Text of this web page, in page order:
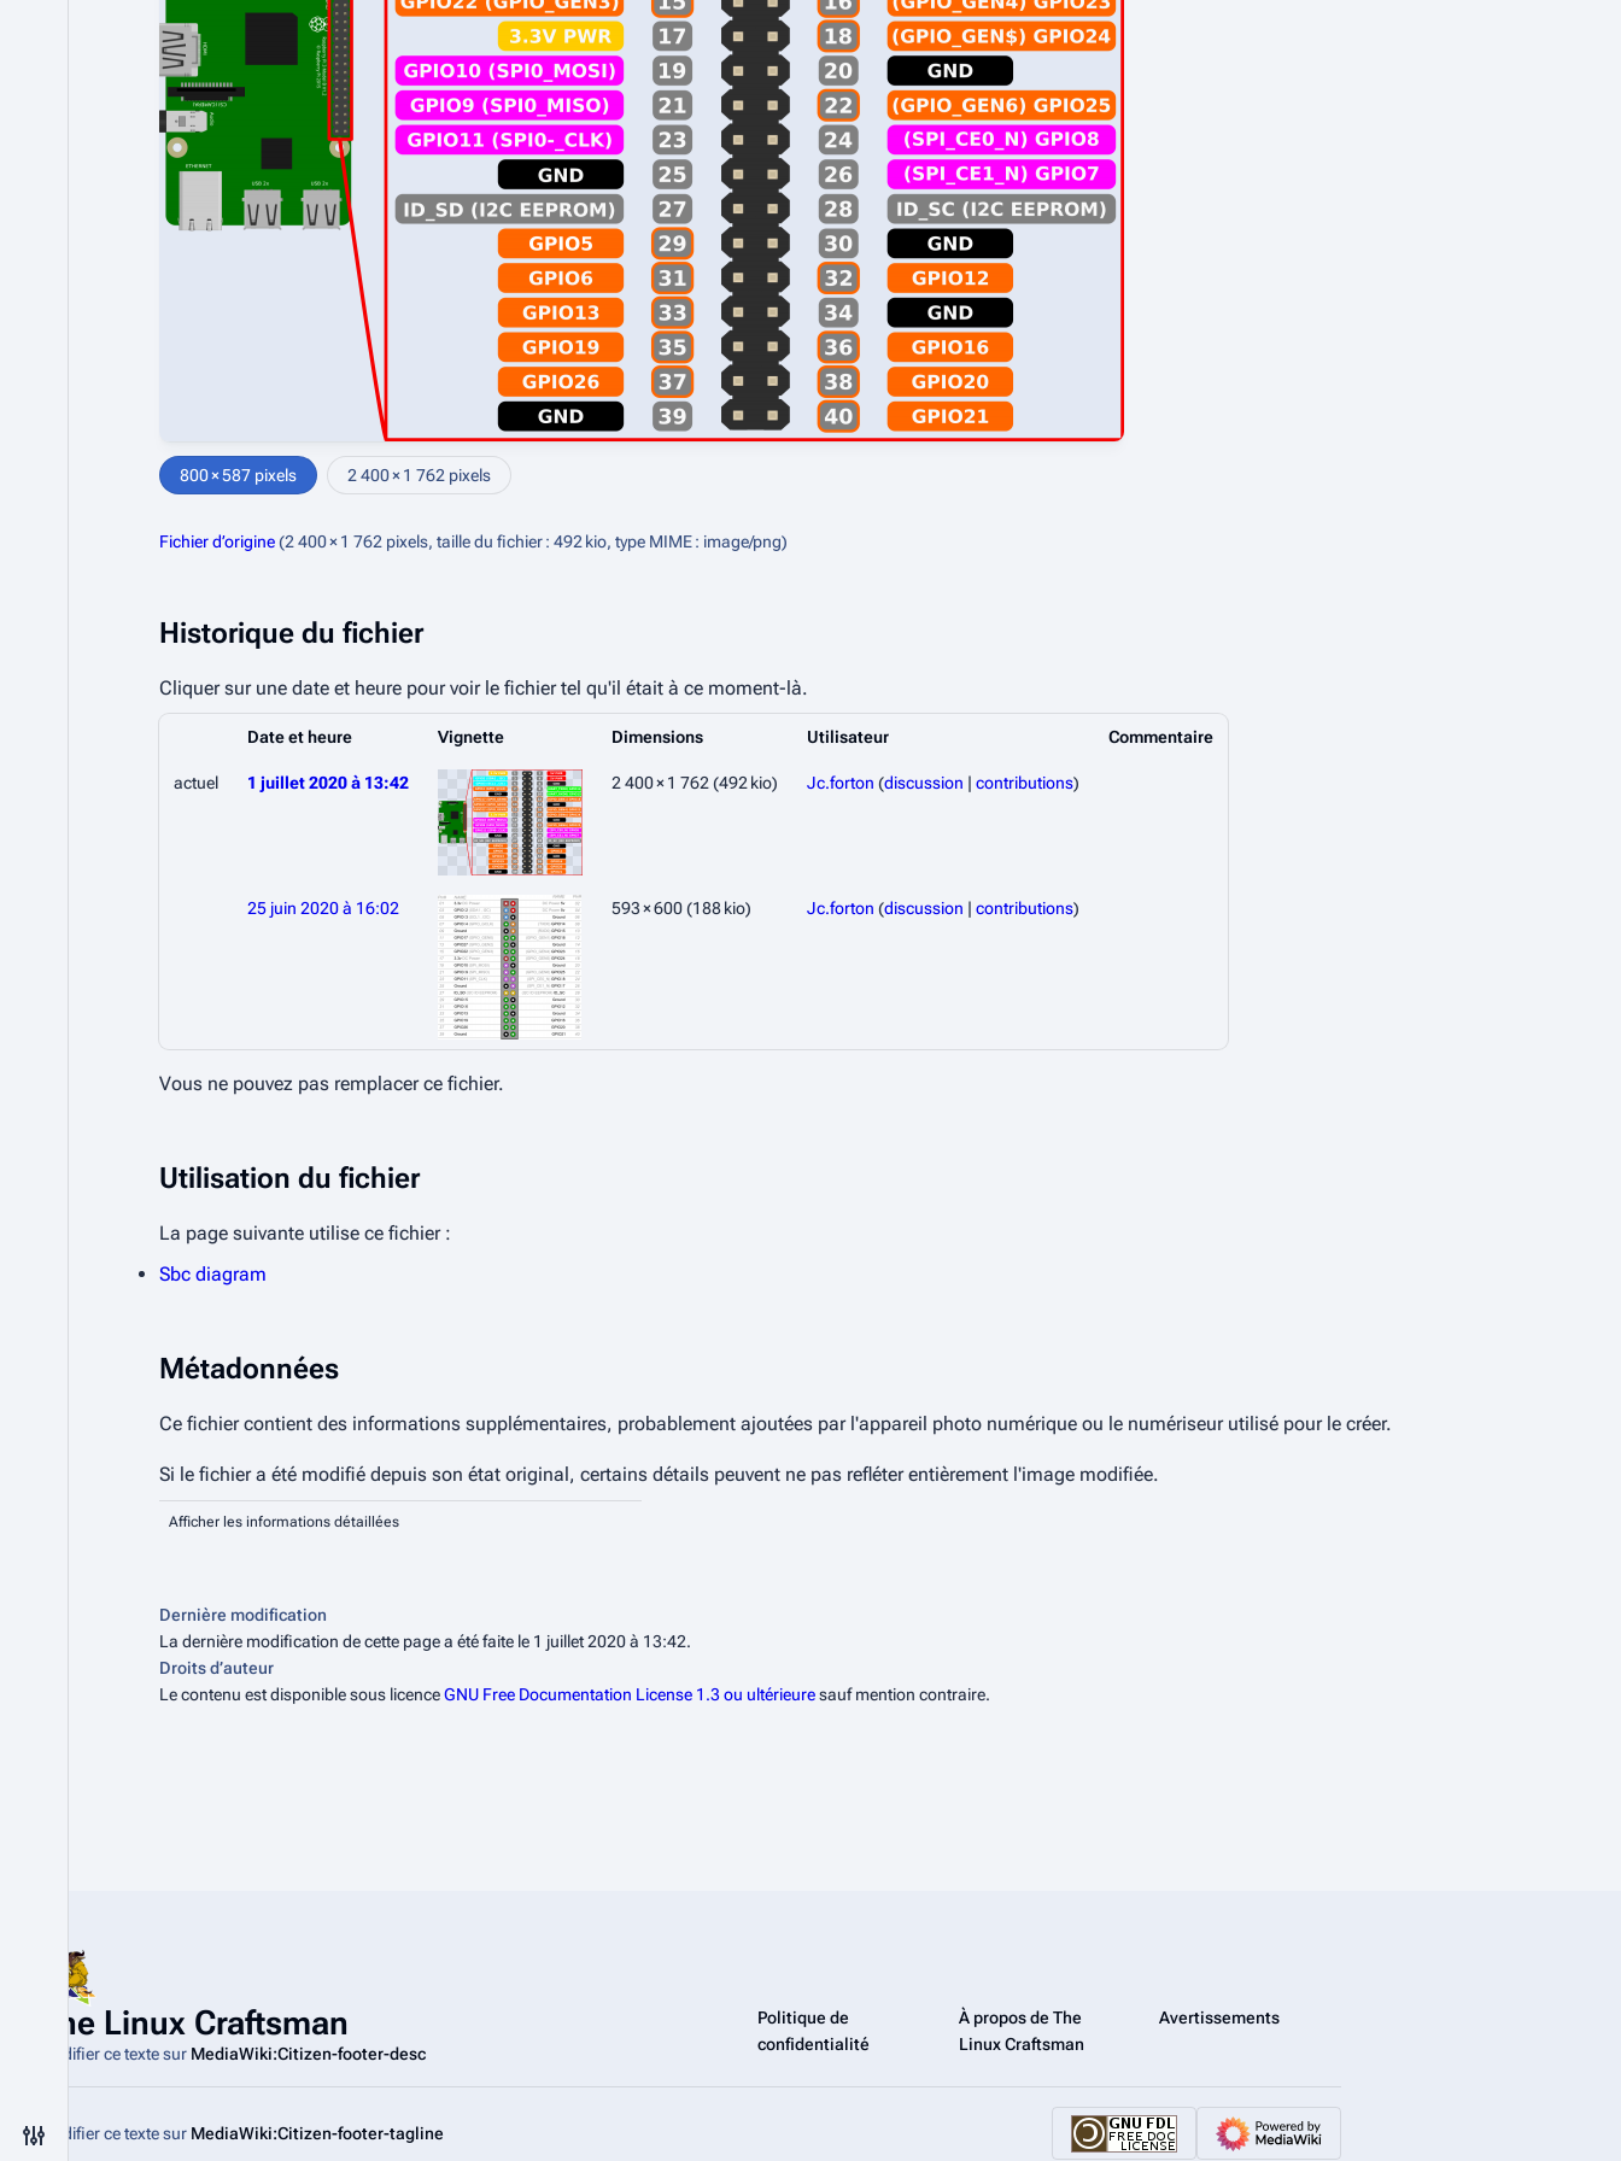
Changer de menu des préférences
800 × 587 pixels 2 400 × 1 762 pixels
Fichier d’origine(2 400 × 1 762 pixels, taille du fichier : 492 kio, type MIME : image/png)
Historique du fichier
Cliquer sur une date et heure pour voir le fichier tel qu'il était à ce moment-là.
Date et heure Vignette Dimensions Utilisateur Commentaire
actuel 1 juillet 2020 à 13:42 2 400 × 1 762 (492 kio) Jc.forton (discussion | contributions)
25 juin 2020 à 16:02 593 × 600(188 kio) Jc.forton (discussion | contributions)
Vous ne pouvez pas remplacer ce fichier.
Utilisation du fichier
La page suivante utilise ce fichier :
Sbc diagram
Métadonnées
Ce fichier contient des informations supplémentaires, probablement ajoutées par l'appareil photo numérique ou le numériseur utilisé pour le créer.
Si le fichier a été modifié depuis son état original, certains détails peuvent ne pas refléter entièrement l'image modifiée.
Afficher les informations détaillées
Dernière modification
La dernière modification de cette page a été faite le 1 juillet 2020 à 13:42.
Droits d’auteur
Le contenu est disponible sous licenceGNU Free Documentation License 1.3 ou ultérieuresauf mention contraire.
The Linux Craftsman
Modifier ce texte sur MediaWiki:Citizen-footer-desc
Politique de
confidentialité
À propos de The
Linux Craftsman
Avertissements
Modifier ce texte sur MediaWiki:Citizen-footer-tagline